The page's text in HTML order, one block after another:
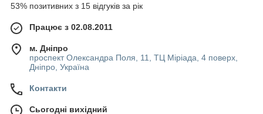
Ручна мийка здійснюється безпосередньо людиною,
поверхні від жирових накопичень, обмиває після цього
обладнання водою.
Напівавтоматичний спосіб очищення потребує
часткового втручання оператора. Тут необхідно,
обробляти камеру або поверхню пристрою миючим
53% позитивних з 15 відгуків за рік
Працює з 02.08.2011
м. Дніпро
проспект Олександра Поля, 11, ТЦ Міріада, 4 поверх,
Дніпро, Україна
Контакти
Сьогодні вихідний